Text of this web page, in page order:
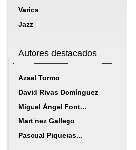
Varios
Jazz
Autores destacados
Azael Tormo
David Rivas Domínguez
Miguel Ángel Font...
Martínez Gallego
Pascual Piqueras...